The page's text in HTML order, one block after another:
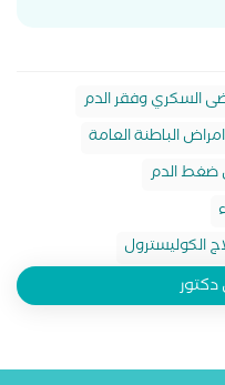
السكري وفقر الدم
امراض الباطنة العامة
ضغط الدم
الكوليسترول